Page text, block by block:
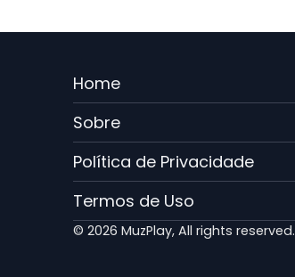
Menu
Rodape
PT
Home
Sobre
Política de Privacidade
Termos de Uso
© 2026 MuzPlay, All rights reserved.